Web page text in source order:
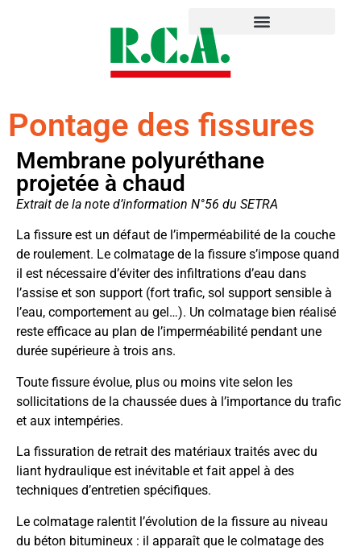
Pontage des fissures
Membrane polyuréthane
projetée à chaud
Extrait de la note d’information N°56 du SETRA
La fissure est un défaut de l’imperméabilité de la couche
de roulement. Le colmatage de la fissure s’impose quand
il est nécessaire d’éviter des infiltrations d’eau dans
l’assise et son support (fort trafic, sol support sensible à
l’eau, comportement au gel…). Un colmatage bien réalisé
reste efficace au plan de l’imperméabilité pendant une
durée supérieure à trois ans.
Toute fissure évolue, plus ou moins vite selon les
sollicitations de la chaussée dues à l’importance du trafic
et aux intempéries.
La fissuration de retrait des matériaux traités avec du
liant hydraulique est inévitable et fait appel à des
techniques d’entretien spécifiques.
Le colmatage ralentit l’évolution de la fissure au niveau
du béton bitumineux : il apparaît que le colmatage des